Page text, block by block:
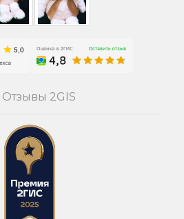
Отзывы 2GIS